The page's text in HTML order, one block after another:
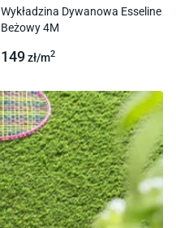
Wykładzina Dywanowa Esseline
Beżowy 4M
149zł/m2